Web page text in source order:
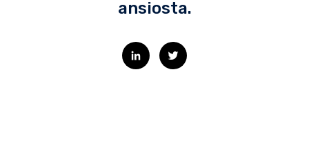
ansiosta.